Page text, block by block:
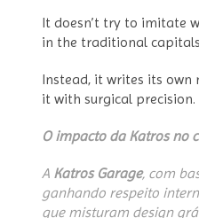
It doesn’t try to imitate
in the traditional
Instead, it writes its
it with surgical precision.
O impacto da Katros no
A Katros Garage, com
ganhando respeito
que misturam design